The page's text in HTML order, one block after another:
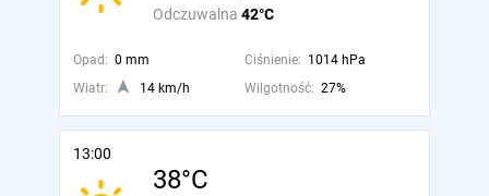
Odczuwalna 42°C
Opad: 0 mm Ciśnienie: 1014 hPa
Wiatr:
14 km/h Wilgotność: 27%
13:00
38°C